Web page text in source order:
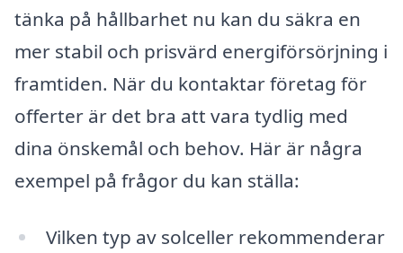
tänka på hållbarhet nu kan du säkra en
mer stabil och prisvärd energiförsörjning i
framtiden. När du kontaktar företag för
offerter är det bra att vara tydlig med
dina önskemål och behov. Här är några
exempel på frågor du kan ställa:
Vilken typ av solceller rekommenderar